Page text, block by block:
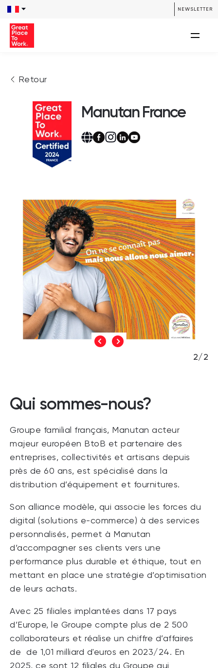
NEWSLETTER
Retour
Manutan France
2/2
Qui sommes-nous?
Groupe familial français, Manutan acteur
majeur européen BtoB et partenaire des
entreprises, collectivités et artisans depuis
près de 60 ans, est spécialisé dans la
distribution d’équipement et fournitures.
Son alliance modèle, qui associe les forces du
digital (solutions e-commerce) à des services
personnalisés, permet à Manutan
d’accompagner ses clients vers une
performance plus durable et éthique, tout en
mettant en place une stratégie d’optimisation
de leurs achats.
Avec 25 filiales implantées dans 17 pays
d’Europe, le Groupe compte plus de 2 500
collaborateurs et réalise un chiffre d’affaires
de
de 1,01 milliard d'euros en 2023/24. En
2025, ce sont 12 filiales du Groupe qui